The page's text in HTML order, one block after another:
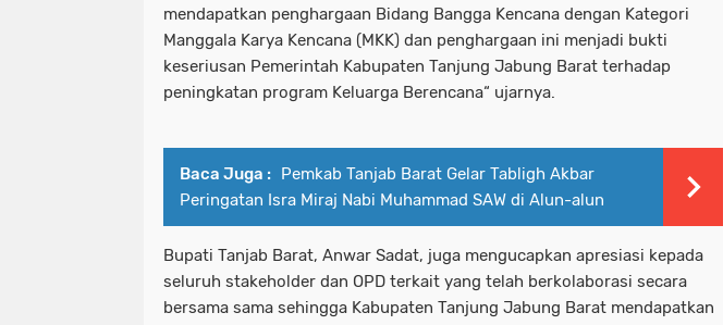
mendapatkan penghargaan Bidang Bangga Kencana dengan Kategori
Manggala Karya Kencana (MKK) dan penghargaan ini menjadi bukti
keseriusan Pemerintah Kabupaten Tanjung Jabung Barat terhadap
peningkatan program Keluarga Berencana“ ujarnya.
Baca Juga : Pemkab Tanjab Barat Gelar Tabligh Akbar
Peringatan Isra Miraj Nabi Muhammad SAW di Alun-alun
Bupati Tanjab Barat, Anwar Sadat, juga mengucapkan apresiasi kepada
seluruh stakeholder dan OPD terkait yang telah berkolaborasi secara
bersama sama sehingga Kabupaten Tanjung Jabung Barat mendapatkan